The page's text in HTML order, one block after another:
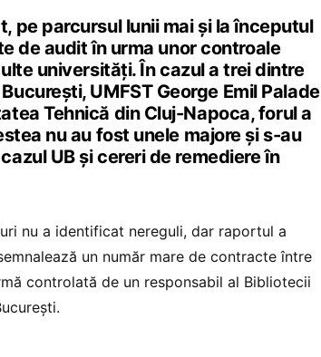
pe parcursul lunii mai și la începutul
de audit în urma unor controale
universități. În cazul a trei dintre
UMFST George Emil Palade
Tehnică din Cluj-Napoca, forul a
nu au fost unele majore și s-au
UB și cereri de remediere în
nu a identificat nereguli, dar raportul a
un număr mare de contracte între
controlată de un responsabil al Bibliotecii